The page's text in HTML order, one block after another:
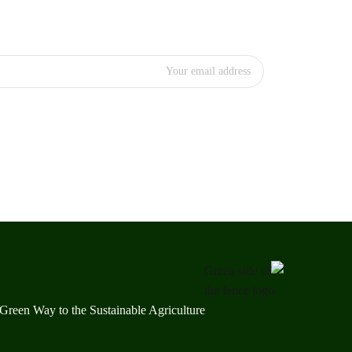
Way to the Sustainable Agriculture